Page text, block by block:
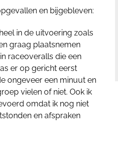
en bijgebleven:
in de uitvoering zoals
graag plaatsnemen
raceoveralls die een
er op gericht eerst
ongeveer een minuut en
vielen of niet. Ook ik
omdat ik nog niet
en afspraken